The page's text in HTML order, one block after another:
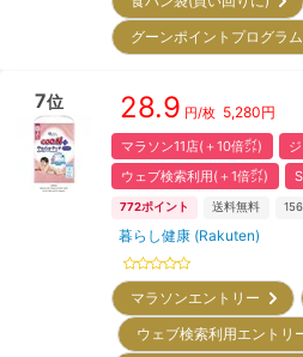
グーンポイントプログラ
7位 28.9 円/枚 5,280円
マラソン11店(＋10倍㌽)
ウェブ検索利用(＋1倍㌽)
772ポイント 送料無料 156
暮らし健康 (Rakuten)
マラソンエントリー
ウェブ検索利用エント